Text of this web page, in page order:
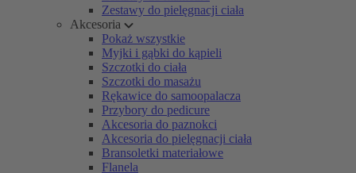
Zestawy do pielęgnacji ciała
Akcesoria
Pokaż wszystkie
Myjki i gąbki do kąpieli
Szczotki do ciała
Szczotki do masażu
Rękawice do samoopalacza
Przybory do pedicure
Akcesoria do paznokci
Akcesoria do pielęgnacji ciała
Bransoletki materiałowe
Flanela